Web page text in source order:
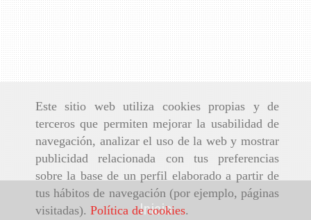
Este sitio web utiliza cookies propias y de
terceros que permiten mejorar la usabilidad de
navegación, analizar el uso de la web y mostrar
publicidad relacionada con tus preferencias
sobre la base de un perfil elaborado a partir de
tus hábitos de navegación (por ejemplo, páginas
visitadas). Política de cookies.
Inicio